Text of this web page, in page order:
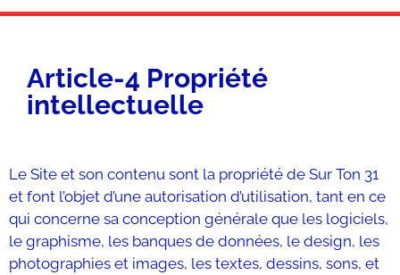
Article-4 Propriété
intellectuelle
Le Site et son contenu sont la propriété de Sur Ton 31
et font l’objet d’une autorisation d’utilisation, tant en ce
qui concerne sa conception générale que les logiciels,
le graphisme, les banques de données, le design, les
photographies et images, les textes, dessins, sons, et